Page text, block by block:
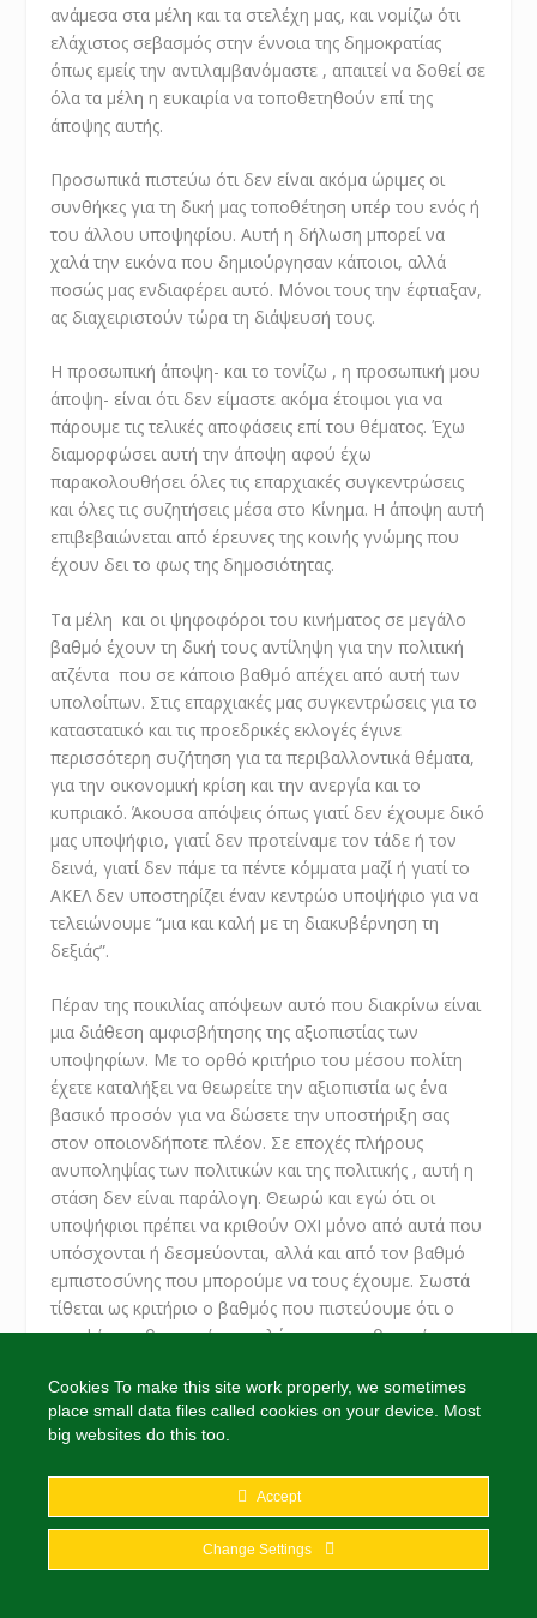
ανάμεσα στα μέλη και τα στελέχη μας, και νομίζω ότι
ελάχιστος σεβασμός στην έννοια της δημοκρατίας
όπως εμείς την αντιλαμβανόμαστε , απαιτεί να δοθεί σε
όλα τα μέλη η ευκαιρία να τοποθετηθούν επί της
άποψης αυτής.
Προσωπικά πιστεύω ότι δεν είναι ακόμα ώριμες οι
συνθήκες για τη δική μας τοποθέτηση υπέρ του ενός ή
του άλλου υποψηφίου. Αυτή η δήλωση μπορεί να
χαλά την εικόνα που δημιούργησαν κάποιοι, αλλά
ποσώς μας ενδιαφέρει αυτό. Μόνοι τους την έφτιαξαν,
ας διαχειριστούν τώρα τη διάψευσή τους.
Η προσωπική άποψη- και το τονίζω , η προσωπική μου
άποψη- είναι ότι δεν είμαστε ακόμα έτοιμοι για να
πάρουμε τις τελικές αποφάσεις επί του θέματος. Έχω
διαμορφώσει αυτή την άποψη αφού έχω
παρακολουθήσει όλες τις επαρχιακές συγκεντρώσεις
και όλες τις συζητήσεις μέσα στο Κίνημα. Η άποψη αυτή
επιβεβαιώνεται από έρευνες της κοινής γνώμης που
έχουν δει το φως της δημοσιότητας.
Τα μέλη και οι ψηφοφόροι του κινήματος σε μεγάλο
βαθμό έχουν τη δική τους αντίληψη για την πολιτική
ατζέντα που σε κάποιο βαθμό απέχει από αυτή των
υπολοίπων. Στις επαρχιακές μας συγκεντρώσεις για το
καταστατικό και τις προεδρικές εκλογές έγινε
περισσότερη συζήτηση για τα περιβαλλοντικά θέματα,
για την οικονομική κρίση και την ανεργία και το
κυπριακό. Άκουσα απόψεις όπως γιατί δεν έχουμε δικό
μας υποψήφιο, γιατί δεν προτείναμε τον τάδε ή τον
δεινά, γιατί δεν πάμε τα πέντε κόμματα μαζί ή γιατί το
ΑΚΕΛ δεν υποστηρίζει έναν κεντρώο υποψήφιο για να
τελειώνουμε “μια και καλή με τη διακυβέρνηση τη
δεξιάς”.
Πέραν της ποικιλίας απόψεων αυτό που διακρίνω είναι
μια διάθεση αμφισβήτησης της αξιοπιστίας των
υποψηφίων. Με το ορθό κριτήριο του μέσου πολίτη
έχετε καταλήξει να θεωρείτε την αξιοπιστία ως ένα
βασικό προσόν για να δώσετε την υποστήριξη σας
στον οποιονδήποτε πλέον. Σε εποχές πλήρους
ανυποληψίας των πολιτικών και της πολιτικής , αυτή η
στάση δεν είναι παράλογη. Θεωρώ και εγώ ότι οι
υποψήφιοι πρέπει να κριθούν ΟΧΙ μόνο από αυτά που
υπόσχονται ή δεσμεύονται, αλλά και από τον βαθμό
εμπιστοσύνης που μπορούμε να τους έχουμε. Σωστά
τίθεται ως κριτήριο ο βαθμός που πιστεύουμε ότι ο
υποψήφιος θα κρατήσει το λόγο του και θα τιμήσει την
με το προηγούμενο για το οποίο έχω σημειώσει ότι
έχετε προβληματιστεί είναι ο βαθμός συνεργασίας που
αναμένεται να υπάρχει με τον υποψήφιο πριν την
εκλογή του και κυρίως αν και εφόσον εκλεγεί. Τα δυο
προηγούμενα κριτήρια έχουν να κάνουν και με το
“ποιόν” των πολιτικών δυνάμεων που υποστηρίζουν
τον υποψήφιο, αλλά και το “ποιόν” των ανθρώπων
Cookies To make this site work properly, we sometimes
place small data files called cookies on your device. Most
big websites do this too.
Accept
Change Settings